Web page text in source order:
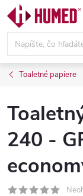
Prejsť
obsah
Toaletné papiere
240 -